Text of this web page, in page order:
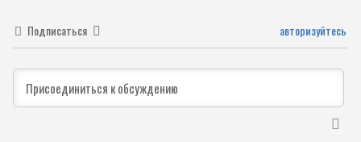
Подписаться авторизуйтесь